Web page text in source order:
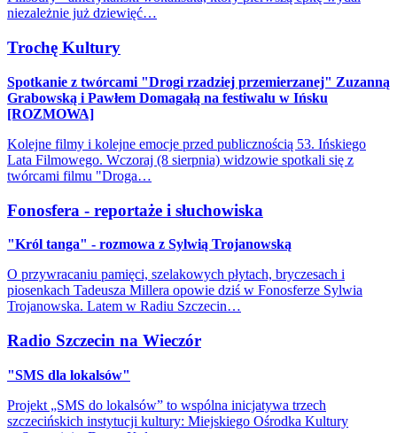
niezależnie już dziewięć…
Trochę Kultury
Spotkanie z twórcami "Drogi rzadziej przemierzanej" Zuzanną
Grabowską i Pawłem Domagałą na festiwalu w Ińsku
[ROZMOWA]
Kolejne filmy i kolejne emocje przed publicznością 53. Ińskiego
Lata Filmowego. Wczoraj (8 sierpnia) widzowie spotkali się z
twórcami filmu "Droga…
Fonosfera - reportaże i słuchowiska
"Król tanga" - rozmowa z Sylwią Trojanowską
O przywracaniu pamięci, szelakowych płytach, bryczesach i
piosenkach Tadeusza Millera opowie dziś w Fonosferze Sylwia
Trojanowska. Latem w Radiu Szczecin…
Radio Szczecin na Wieczór
"SMS dla lokalsów"
Projekt „SMS do lokalsów” to wspólna inicjatywa trzech
szczecińskich instytucji kultury: Miejskiego Ośrodka Kultury